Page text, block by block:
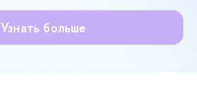
Узнать больше